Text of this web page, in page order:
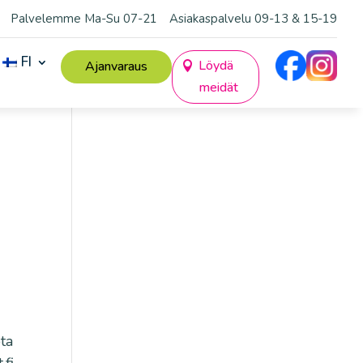
Palvelemme Ma-Su 07-21 Asiakaspalvelu 09-13 & 15-19
FI Ajanvaraus
Löydä
meidät